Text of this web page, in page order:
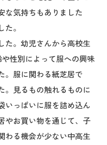
な気持ちもありました
。
た。幼児さんから高校生
性別によって服への興味
。服に関わる紙芝居で
。見るもの触れるものに
いっぱいに服を詰め込ん
やお買い物を通じて、子
わる機会が少ない中高生